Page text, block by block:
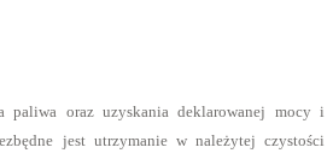
paliwa oraz uzyskania deklarowanej mocy i
jest utrzymanie w należytej czystości